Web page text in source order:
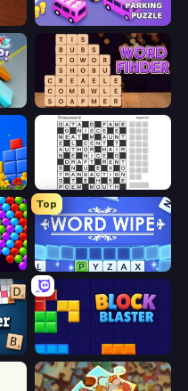
Car OUT! Jam Parking Puzzle
Word Finder
Crossword
Top
Word Wipe
ブロックブラスト